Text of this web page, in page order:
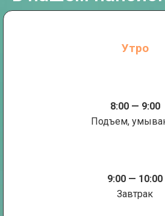
Утро
8:00 — 9:00
Подъем,
9:00 — 10:00
Завтрак